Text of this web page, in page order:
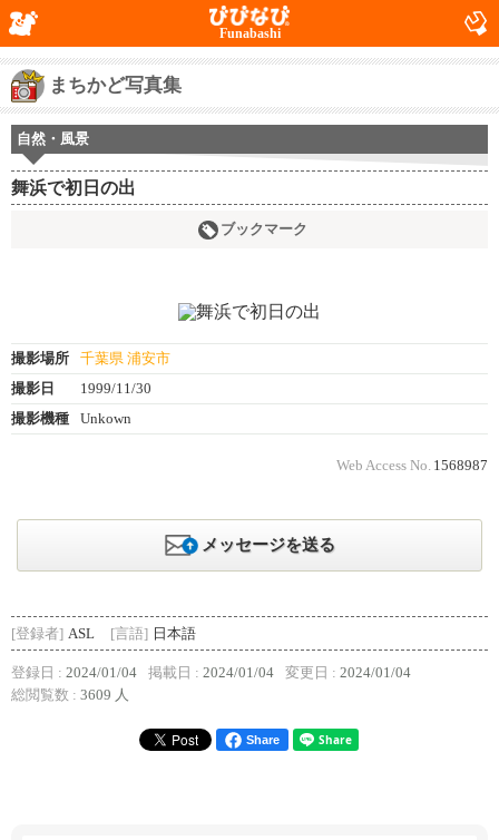
Funabashi
まちかど写真集
自然・風景
舞浜で初日の出
ブックマーク
撮影場所
千葉県 浦安市
撮影日
1999/11/30
撮影機種
Unkown
Web Access No. 1568987
メッセージを送る
[登録者] ASL [言語] 日本語
登録日 : 2024/01/04 掲載日 : 2024/01/04 変更日 : 2024/01/04
総閲覧数 : 3609 人
Share